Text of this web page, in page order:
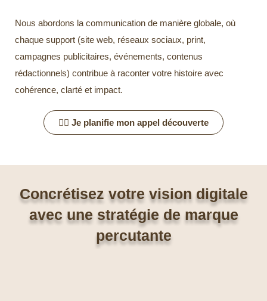
Nous abordons la communication de manière globale, où
chaque support (site web, réseaux sociaux, print,
campagnes publicitaires, événements, contenus
rédactionnels) contribue à raconter votre histoire avec
cohérence, clarté et impact.
👉🏻 Je planifie mon appel découverte
Concrétisez votre vision digitale
avec une stratégie de marque
percutante